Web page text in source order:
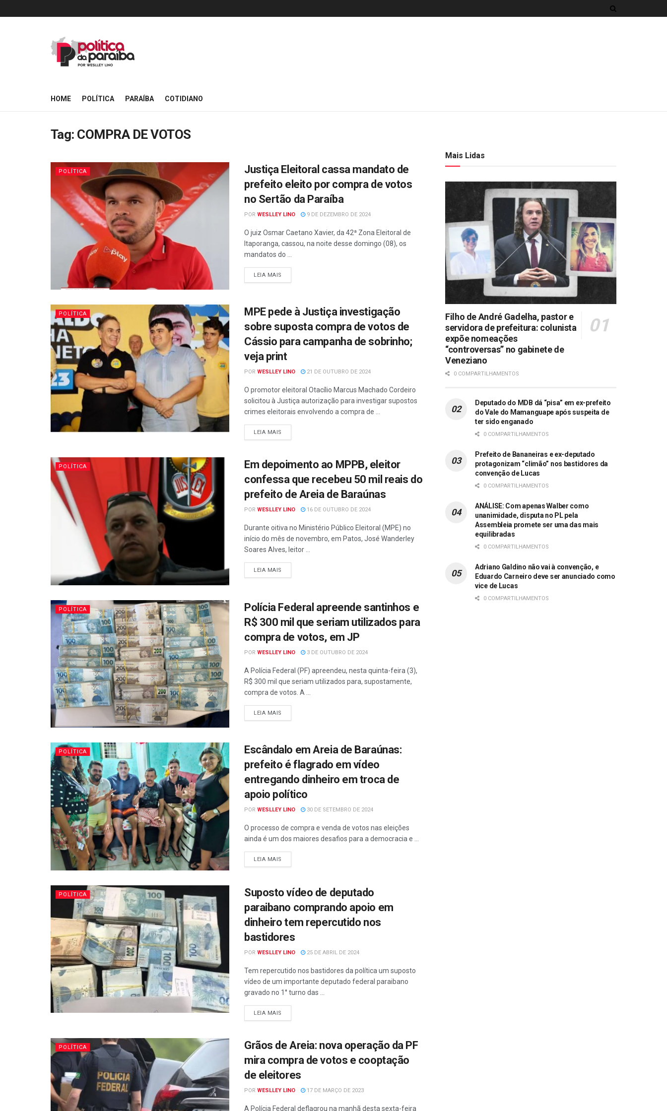
HOME POLÍTICA PARAÍBA COTIDIANO
Tag: COMPRA DE VOTOS
POLÍTICA
Justiça Eleitoral cassa mandato de
prefeito eleito por compra de votos
no Sertão da Paraíba
POR WESLLEY LINO 9 DE DEZEMBRO DE 2024
O juiz Osmar Caetano Xavier, da 42ª Zona Eleitoral de
Itaporanga, cassou, na noite desse domingo (08), os
mandatos do ...
LEIA MAIS
POLÍTICA
MPE pede à Justiça investigação
sobre suposta compra de votos de
Cássio para campanha de sobrinho;
veja print
POR WESLLEY LINO 21 DE OUTUBRO DE 2024
O promotor eleitoral Otacílio Marcus Machado Cordeiro
solicitou à Justiça autorização para investigar supostos
crimes eleitorais envolvendo a compra de ...
LEIA MAIS
POLÍTICA
Em depoimento ao MPPB, eleitor
confessa que recebeu 50 mil reais do
prefeito de Areia de Baraúnas
POR WESLLEY LINO 16 DE OUTUBRO DE 2024
Durante oitiva no Ministério Público Eleitoral (MPE) no
início do mês de novembro, em Patos, José Wanderley
Soares Alves, leitor ...
LEIA MAIS
POLÍTICA
Polícia Federal apreende santinhos e
R$ 300 mil que seriam utilizados para
compra de votos, em JP
POR WESLLEY LINO 3 DE OUTUBRO DE 2024
A Polícia Federal (PF) apreendeu, nesta quinta-feira (3),
R$ 300 mil que seriam utilizados para, supostamente,
compra de votos. A ...
LEIA MAIS
POLÍTICA
Escândalo em Areia de Baraúnas:
prefeito é flagrado em vídeo
entregando dinheiro em troca de
apoio político
POR WESLLEY LINO 30 DE SETEMBRO DE 2024
O processo de compra e venda de votos nas eleições
ainda é um dos maiores desafios para a democracia e ...
LEIA MAIS
POLÍTICA
Suposto vídeo de deputado
paraibano comprando apoio em
dinheiro tem repercutido nos
bastidores
POR WESLLEY LINO 25 DE ABRIL DE 2024
Tem repercutido nos bastidores da política um suposto
vídeo de um importante deputado federal paraibano
gravado no 1° turno das ...
LEIA MAIS
POLÍTICA
Grãos de Areia: nova operação da PF
mira compra de votos e cooptação
de eleitores
POR WESLLEY LINO 17 DE MARÇO DE 2023
A Polícia Federal deflagrou na manhã desta sexta-feira
Mais Lidas
Filho de André Gadelha, pastor e
servidora de prefeitura: colunista
expõe nomeações
“controversas” no gabinete de
Veneziano
0 COMPARTILHAMENTOS
Deputado do MDB dá “pisa” em ex-prefeito
do Vale do Mamanguape após suspeita de
ter sido enganado
0 COMPARTILHAMENTOS
Prefeito de Bananeiras e ex-deputado
protagonizam “climão” nos bastidores da
convenção de Lucas
0 COMPARTILHAMENTOS
ANÁLISE: Com apenas Walber como
unanimidade, disputa no PL pela
Assembleia promete ser uma das mais
equilibradas
0 COMPARTILHAMENTOS
Adriano Galdino não vai à convenção, e
Eduardo Carneiro deve ser anunciado como
vice de Lucas
0 COMPARTILHAMENTOS